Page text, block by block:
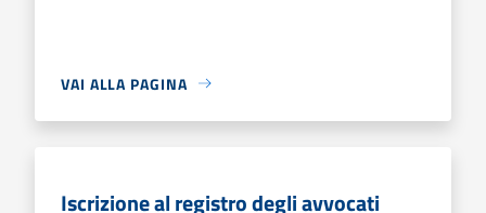
VAI ALLA PAGINA
Iscrizione al registro degli avvocati